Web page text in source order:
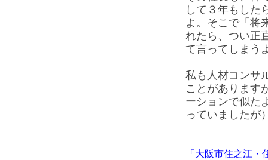
して３年もした
よ。そこで「将
れたら、つい正
て言ってしま
私も人材コンサ
ことがあります
ーションで似た
っていました
「大阪市住之江